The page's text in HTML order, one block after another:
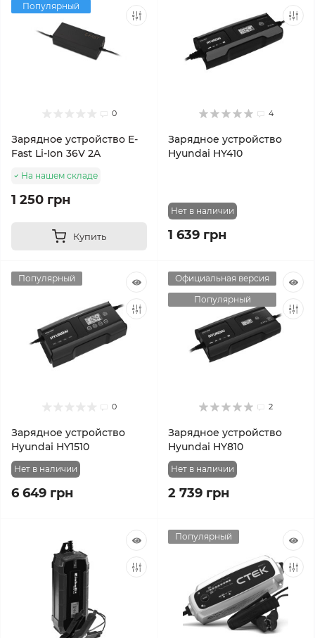
Популярный
0
Зарядное устройство E-
Fast Li-Ion 36V 2A
На нашем складе
1 250 грн
Купить
4
Зарядное устройство
Hyundai HY410
Нет в наличии
1 639 грн
Популярный
0
Зарядное устройство
Hyundai HY1510
Нет в наличии
6 649 грн
Официальная версия
Популярный
2
Зарядное устройство
Hyundai HY810
Нет в наличии
2 739 грн
Популярный